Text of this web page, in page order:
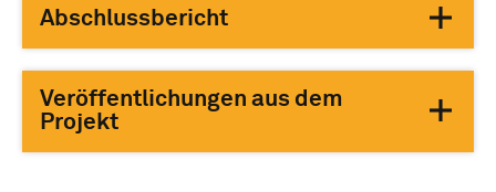
Abschlussbericht
Veröffentlichungen aus dem
Projekt